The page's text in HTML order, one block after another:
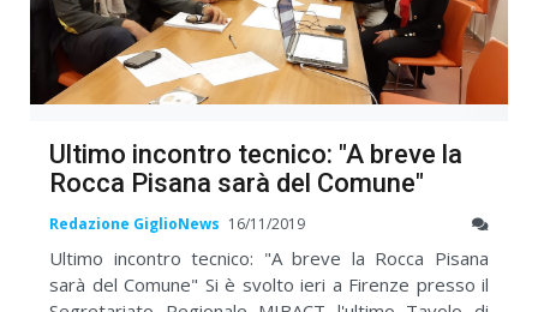
Ultimo incontro tecnico: "A breve la
Rocca Pisana sarà del Comune"
Redazione GiglioNews 16/11/2019
Ultimo incontro tecnico: "A breve la Rocca Pisana
sarà del Comune" Si è svolto ieri a Firenze presso il